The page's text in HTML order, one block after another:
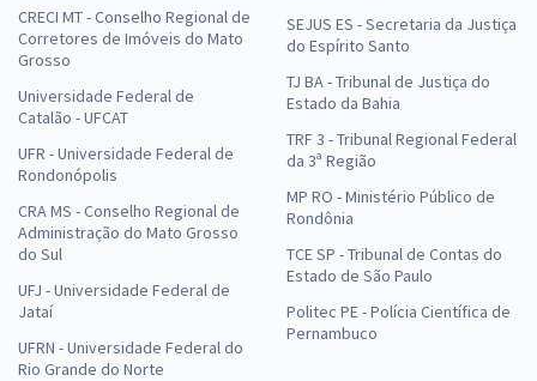
CRECI MT - Conselho Regional de
Corretores de Imóveis do Mato
Grosso
Universidade Federal de
Catalão - UFCAT
UFR - Universidade Federal de
Rondonópolis
CRA MS - Conselho Regional de
Administração do Mato Grosso
do Sul
UFJ - Universidade Federal de
Jataí
UFRN - Universidade Federal do
Rio Grande do Norte
SEJUS ES - Secretaria da Justiça
do Espírito Santo
TJ BA - Tribunal de Justiça do
Estado da Bahia
TRF 3 - Tribunal Regional Federal
da 3ª Região
MP RO - Ministério Público de
Rondônia
TCE SP - Tribunal de Contas do
Estado de São Paulo
Politec PE - Polícia Científica de
Pernambuco